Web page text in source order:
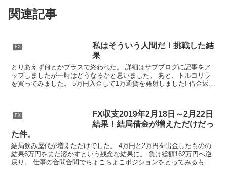
関連記事
FX
私はそういう人間だ！挑戦した結
果
とりあえず何とかプラスで終われた。 詳細はサブブログに記事をア
ップしましたが一時はどうなるかと思いました。 あと、トルコリラ
を買ってみました。 5万円入金して1万通貨を発射しました! 借金返済
FX
FX収支2019年2月18日～2月22日
結果！結局借金が増えただけだっ
た件。
結局飲み屋代が増えただけでした。 4万円と2万円を出金したものの
結果6万円をまた溶かすという残念な結果に。 負け総額162万円へ逆
戻り。 仕事の合間合間でちょこちょこポジションをとってみるも逆